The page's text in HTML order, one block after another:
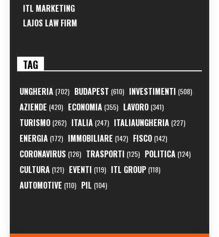
ITL MARKETING
LAJOS LAW FIRM
TAG
UNGHERIA (702) BUDAPEST (610) INVESTIMENTI (508)
AZIENDE (420) ECONOMIA (355) LAVORO (341)
TURISMO (262) ITALIA (247) ITALIAUNGHERIA (227)
ENERGIA (172) IMMOBILIARE (142) FISCO (142)
CORONAVIRUS (126) TRASPORTI (125) POLITICA (124)
CULTURA (121) EVENTI (119) ITL GROUP (118)
AUTOMOTIVE (110) PIL (104)